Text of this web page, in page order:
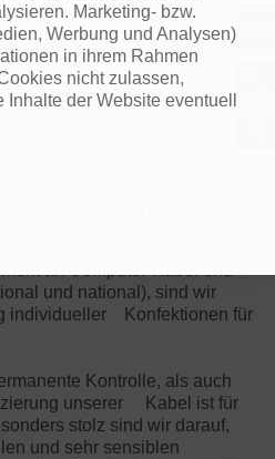
und
und national), sind wir
individueller Konfektionen für
Kontrolle, als auch
unserer Kabel ist für
stolz sind wir darauf,
und sehr sensiblen
Marketing- bzw.
Werbung und Analysen)
in ihrem Rahmen
nicht zulassen,
der Website eventuell